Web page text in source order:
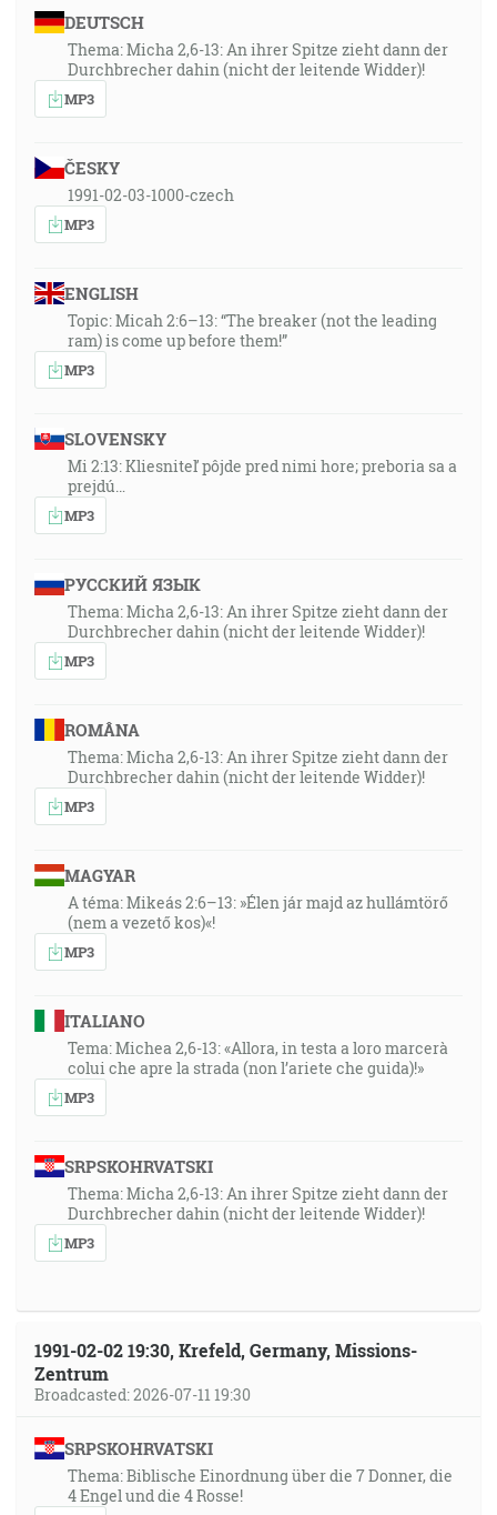
DEUTSCH
Thema: Micha 2,6-13: An ihrer Spitze zieht dann der
Durchbrecher dahin (nicht der leitende Widder)!
MP3
ČESKY
1991-02-03-1000-czech
MP3
ENGLISH
Topic: Micah 2:6–13: “The breaker (not the leading
ram) is come up before them!”
MP3
SLOVENSKY
Mi 2:13: Kliesniteľ pôjde pred nimi hore; preboria sa a
prejdú…
MP3
РУССКИЙ ЯЗЫК
Thema: Micha 2,6-13: An ihrer Spitze zieht dann der
Durchbrecher dahin (nicht der leitende Widder)!
MP3
ROMÂNA
Thema: Micha 2,6-13: An ihrer Spitze zieht dann der
Durchbrecher dahin (nicht der leitende Widder)!
MP3
MAGYAR
A téma: Mikeás 2:6–13: »Élen jár majd az hullámtörő
(nem a vezető kos)«!
MP3
ITALIANO
Tema: Michea 2,6-13: «Allora, in testa a loro marcerà
colui che apre la strada (non l’ariete che guida)!»
MP3
SRPSKOHRVATSKI
Thema: Micha 2,6-13: An ihrer Spitze zieht dann der
Durchbrecher dahin (nicht der leitende Widder)!
MP3
1991-02-02 19:30, Krefeld, Germany, Missions-
Zentrum
Broadcasted: 2026-07-11 19:30
SRPSKOHRVATSKI
Thema: Biblische Einordnung über die 7 Donner, die
4 Engel und die 4 Rosse!